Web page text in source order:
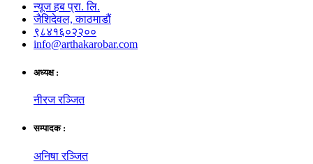
न्यूज हब प्रा. लि.
जैशिदेवल, काठमाडौं
९८४१६०२२००
info@arthakarobar.com
अध्यक्ष :
नीरज रञ्जित
सम्पादक :
अनिषा रञ्जित